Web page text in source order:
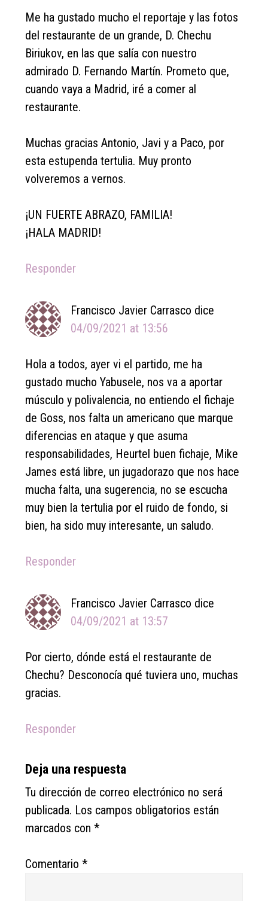
Me ha gustado mucho el reportaje y las fotos
del restaurante de un grande, D. Chechu
Biriukov, en las que salía con nuestro
admirado D. Fernando Martín. Prometo que,
cuando vaya a Madrid, iré a comer al
restaurante.
Muchas gracias Antonio, Javi y a Paco, por
esta estupenda tertulia. Muy pronto
volveremos a vernos.
¡UN FUERTE ABRAZO, FAMILIA!
¡HALA MADRID!
Responder
Francisco Javier Carrasco dice
04/09/2021 at 13:56
Hola a todos, ayer vi el partido, me ha
gustado mucho Yabusele, nos va a aportar
músculo y polivalencia, no entiendo el fichaje
de Goss, nos falta un americano que marque
diferencias en ataque y que asuma
responsabilidades, Heurtel buen fichaje, Mike
James está libre, un jugadorazo que nos hace
mucha falta, una sugerencia, no se escucha
muy bien la tertulia por el ruido de fondo, si
bien, ha sido muy interesante, un saludo.
Responder
Francisco Javier Carrasco dice
04/09/2021 at 13:57
Por cierto, dónde está el restaurante de
Chechu? Desconocía qué tuviera uno, muchas
gracias.
Responder
Deja una respuesta
Tu dirección de correo electrónico no será
publicada. Los campos obligatorios están
marcados con*
Comentario*